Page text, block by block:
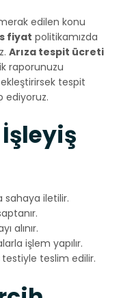
edilen konu
fiyat politikamızda
Arıza tespit ücreti
raporunuzu
tespit
ediyoruz.
sahaya iletilir.
alınır.
işlem yapılır.
teslim edilir.